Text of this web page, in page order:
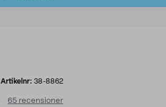
Artikelnr: 38-8862
65 recensioner